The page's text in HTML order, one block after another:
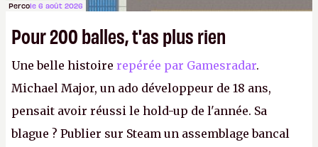
Percole 6 août 2026
Pour 200 balles, t'as plus rien
Une belle histoire repérée par Gamesradar.
Michael Major, un ado développeur de 18 ans,
pensait avoir réussi le hold-up de l'année. Sa
blague ? Publier sur Steam un assemblage bancal